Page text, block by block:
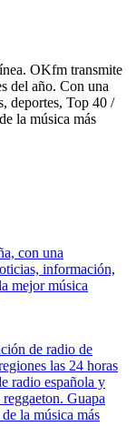
OKfm transmite
del año. Con una
deportes, Top 40 /
la música más
con una
información,
mejor música
de radio de
las 24 horas
radio española y
Guapa
la música más